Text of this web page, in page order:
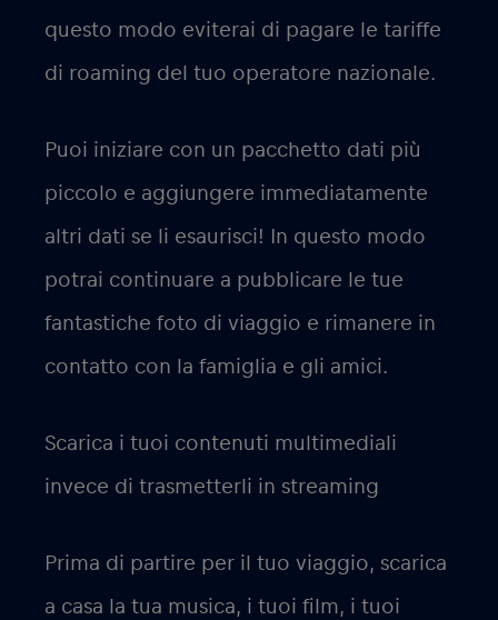
questo modo eviterai di pagare le tariffe
di roaming del tuo operatore nazionale.
Puoi iniziare con un pacchetto dati più
piccolo e aggiungere immediatamente
altri dati se li esaurisci! In questo modo
potrai continuare a pubblicare le tue
fantastiche foto di viaggio e rimanere in
contatto con la famiglia e gli amici.
Scarica i tuoi contenuti multimediali
invece di trasmetterli in streaming
Prima di partire per il tuo viaggio, scarica
a casa la tua musica, i tuoi film, i tuoi